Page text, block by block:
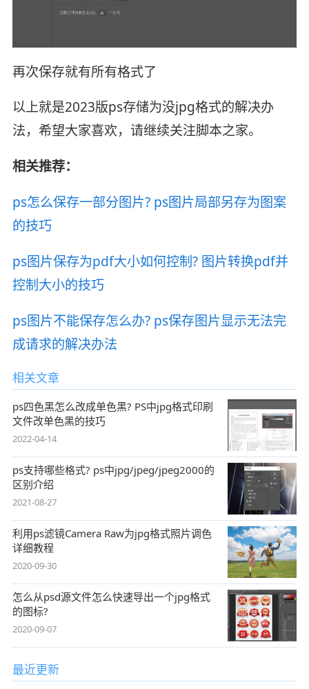
再次保存就有所有格式了
以上就是2023版ps存储为没jpg格式的解决办
法，希望大家喜欢，请继续关注脚本之家。
相关推荐：
ps怎么保存一部分图片? ps图片局部另存为图案
的技巧
ps图片保存为pdf大小如何控制? 图片转换pdf并
控制大小的技巧
ps图片不能保存怎么办? ps保存图片显示无法完
成请求的解决办法
相关文章
ps四色黑怎么改成单色黑? PS中jpg格式印刷
文件改单色黑的技巧
2022-04-14
ps支持哪些格式? ps中jpg/jpeg/jpeg2000的
区别介绍
2021-08-27
利用ps滤镜Camera Raw为jpg格式照片调色
详细教程
2020-09-30
怎么从psd源文件怎么快速导出一个jpg格式
的图标?
2020-09-07
最近更新